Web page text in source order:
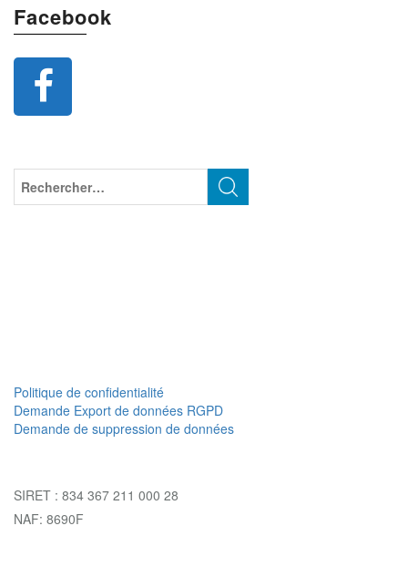
Facebook
Politique de confidentialité
Demande Export de données RGPD
Demande de suppression de données
SIRET : 834 367 211 000 28
NAF: 8690F